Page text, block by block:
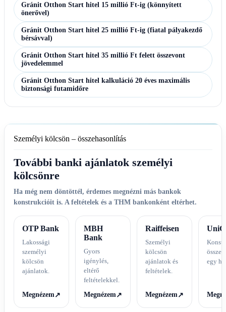
Gránit Otthon Start hitel 15 millió Ft-ig (könnyített
önerővel)
Gránit Otthon Start hitel 25 millió Ft-ig (fiatal pályakezdő
bérsávval)
Gránit Otthon Start hitel 35 millió Ft felett összevont
jövedelemmel
Gránit Otthon Start hitel kalkuláció 20 éves maximális
biztonsági futamidőre
Személyi kölcsön – összehasonlítás
További banki ajánlatok személyi
kölcsönre
Ha még nem döntöttél, érdemes megnézni más bankok
konstrukcióit is. A feltételek és a THM bankonként eltérhet.
OTP Bank
Lakossági
személyi
kölcsön
ajánlatok.
Megnézem↗
MBH
Bank
Gyors
igénylés,
eltérő
feltételekkel.
Megnézem↗
Raiffeisen
Személyi
kölcsön
ajánlatok és
feltételek.
Megnézem↗
egy